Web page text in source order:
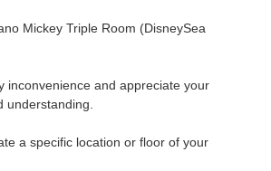
Mickey Triple Room (DisneySea
inconvenience and appreciate your
understanding.
a specific location or floor of your